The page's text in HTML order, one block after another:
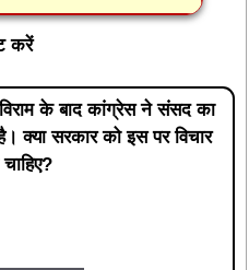
करें
के बाद कांग्रेस ने संसद का
क्या सरकार को इस पर विचार